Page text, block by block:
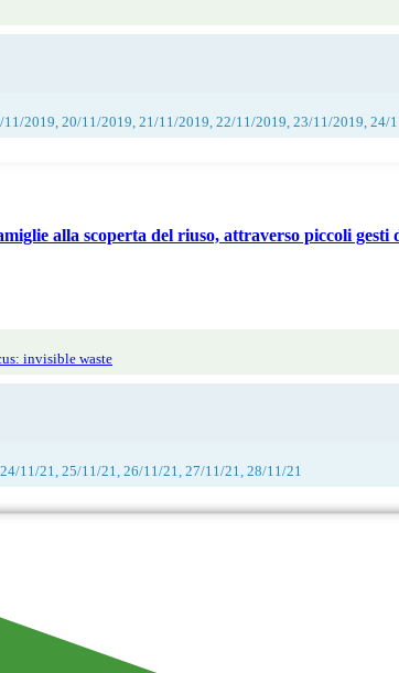
2019, 20/11/2019, 21/11/2019, 22/11/2019, 23/11/2019, 24/
alla scoperta del riuso, attraverso piccoli
invisible waste
11/21, 25/11/21, 26/11/21, 27/11/21, 28/11/21